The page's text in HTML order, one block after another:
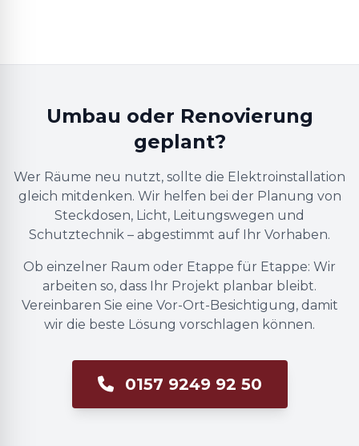
Umbau oder Renovierung
geplant?
Wer Räume neu nutzt, sollte die Elektroinstallation
gleich mitdenken. Wir helfen bei der Planung von
Steckdosen, Licht, Leitungswegen und
Schutztechnik – abgestimmt auf Ihr Vorhaben.
Ob einzelner Raum oder Etappe für Etappe: Wir
arbeiten so, dass Ihr Projekt planbar bleibt.
Vereinbaren Sie eine Vor-Ort-Besichtigung, damit
wir die beste Lösung vorschlagen können.
0157 9249 92 50